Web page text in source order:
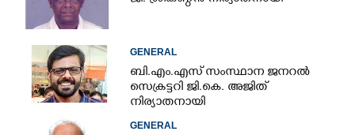
GENERAL
ബി.എം.എസ് സംസ്ഥാന ജനറൽ
സെക്രട്ടറി ജി.കെ. അജിത്
നിര്യാതനായി
GENERAL